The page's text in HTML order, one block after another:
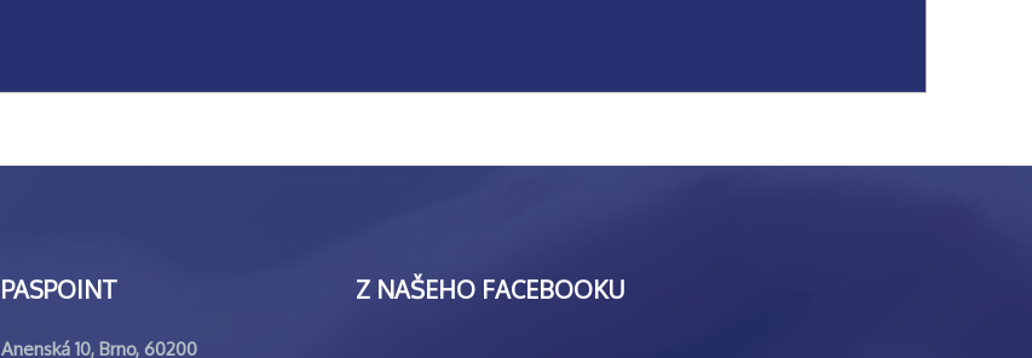
PASPOINT
Anenská 10, Brno, 60200
Z NAŠEHO FACEBOOKU